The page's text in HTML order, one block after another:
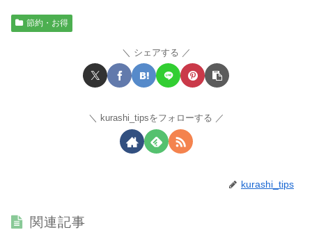
節約・お得
シェアする
kurashi_tipsをフォローする
kurashi_tips
関連記事